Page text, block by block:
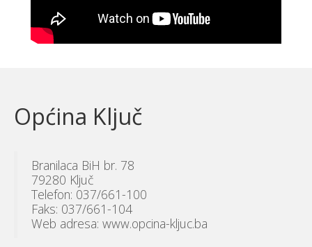
Općina Ključ
Branilaca BiH br. 78
79280 Ključ
Telefon: 037/661-100
Faks: 037/661-104
Web adresa: www.opcina-kljuc.ba